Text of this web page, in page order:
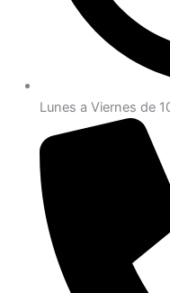
Lunes a Viernes de